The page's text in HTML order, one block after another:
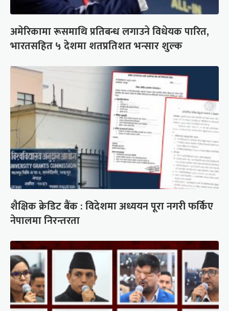
अमेरिकामा रूसमाथि प्रतिबन्ध लगाउने विधेयक पारित,
भारतसहित ५ देशमा शतप्रतिशत भन्सार शुल्क
शैक्षिक क्रेडिट बैंक : विदेशमा अध्ययन पूरा नगरी फर्किए
नेपालमा निरन्तरता